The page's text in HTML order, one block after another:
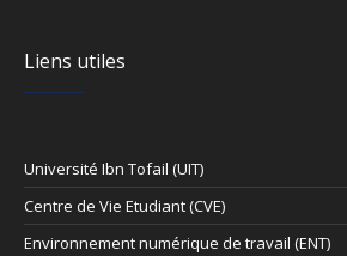
Liens utiles
Université Ibn Tofail (UIT)
Centre de Vie Etudiant (CVE)
Environnement numérique de travail (ENT)